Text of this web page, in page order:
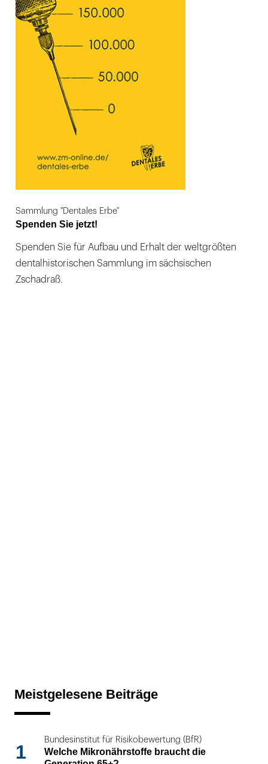
Sammlung "Dentales Erbe"
Spenden Sie jetzt!
Spenden Sie für Aufbau und Erhalt der weltgrößten
dentalhistorischen Sammlung im sächsischen
Zschadraß.
Meistgelesene Beiträge
1
Bundesinstitut für Risikobewertung (BfR)
Welche Mikronährstoffe braucht die